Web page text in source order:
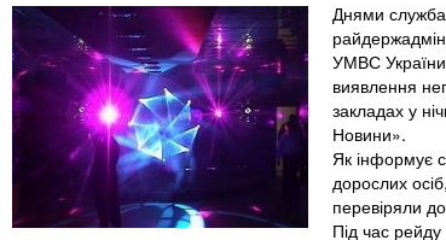
Днями служба
УМВС України
виявлення
закладах у
Новини».
Як інформує
дорослих
перевіряли
Під час рейду